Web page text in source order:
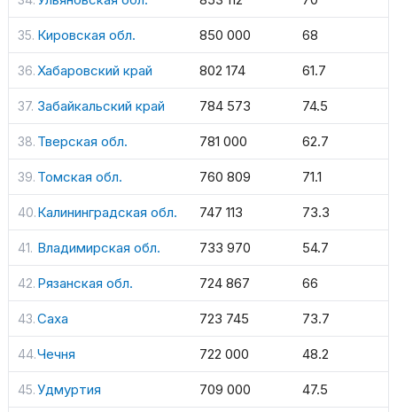
Кировская обл. 850 000 68
Хабаровский край 802 174 61.7
Забайкальский край 784 573 74.5
Тверская обл. 781 000 62.7
Томская обл. 760 809 71.1
Калининградская обл. 747 113 73.3
Владимирская обл. 733 970 54.7
Рязанская обл. 724 867 66
Саха 723 745 73.7
Чечня 722 000 48.2
Удмуртия 709 000 47.5